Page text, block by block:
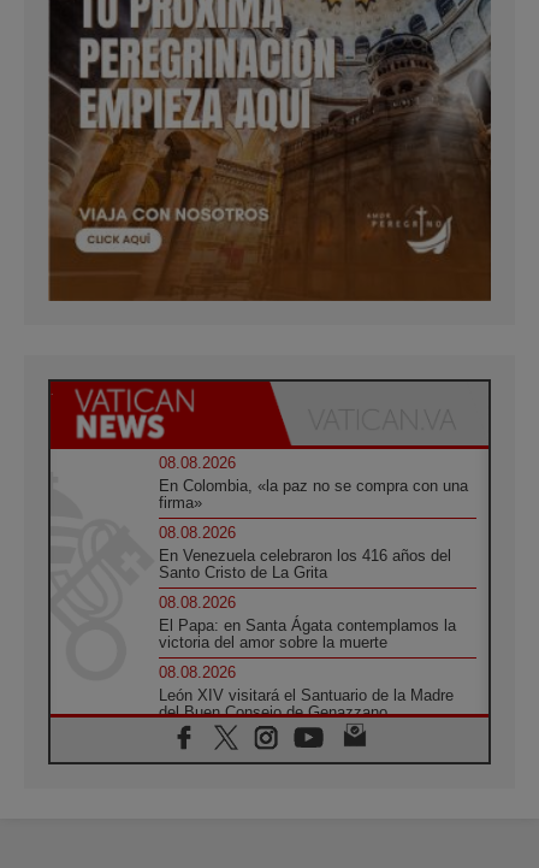
08.08.2026
En Colombia, «la paz no se compra con una
firma»
08.08.2026
En Venezuela celebraron los 416 años del
Santo Cristo de La Grita
08.08.2026
El Papa: en Santa Ágata contemplamos la
victoria del amor sobre la muerte
08.08.2026
León XIV visitará el Santuario de la Madre
del Buen Consejo de Genazzano
07.08.2026
Filipinas: el Vicariato Apostólico de Calapán